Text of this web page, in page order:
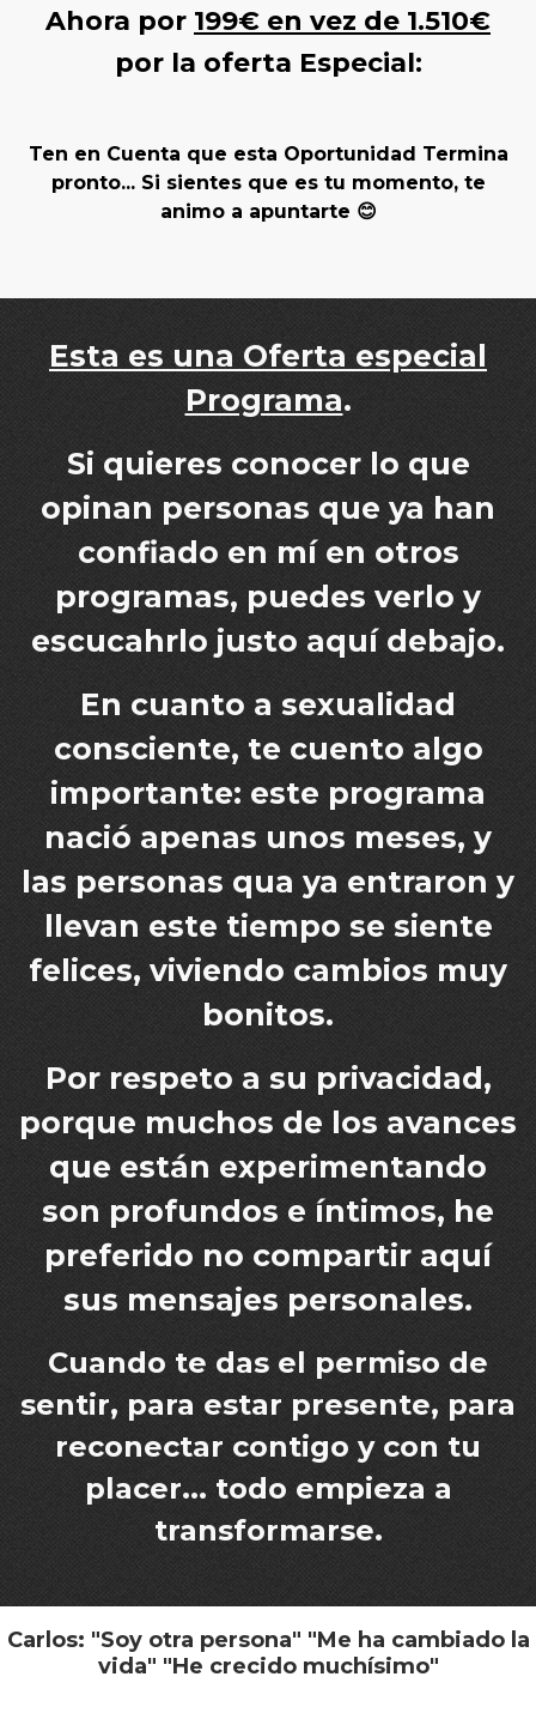
Ahora por 199€ en vez de 1.510€
por la oferta Especial:
Ten en Cuenta que esta Oportunidad Termina
pronto... Si sientes que es tu momento, te
animo a apuntarte 😊
Esta es una Oferta especial
Programa.
Si quieres conocer lo que
opinan personas que ya han
confiado en mí en otros
programas, puedes verlo y
escucahrlo justo aquí debajo.
En cuanto a sexualidad
consciente, te cuento algo
importante: este programa
nació apenas unos meses, y
las personas qua ya entraron y
llevan este tiempo se siente
felices, viviendo cambios muy
bonitos.
Por respeto a su privacidad,
porque muchos de los avances
que están experimentando
son profundos e íntimos, he
preferido no compartir aquí
sus mensajes personales.
Cuando te das el permiso de
sentir, para estar presente, para
reconectar contigo y con tu
placer... todo empieza a
transformarse.
Carlos: "Soy otra persona" "Me ha cambiado la
vida" "He crecido muchísimo"